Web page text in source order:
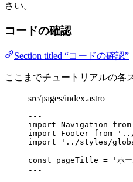
さい。
コードの確認
Section titled “コードの確認”
ここまでチュートリアルの各
src/pages/index.astro
---
import Navigation from
import Footer from '
import
' ../styles/
const pageTitle = ' ホ
---